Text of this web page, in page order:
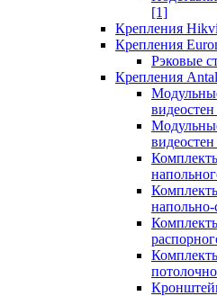
[1]
Крепления
Крепления
Рэковые
Крепления
напольно-